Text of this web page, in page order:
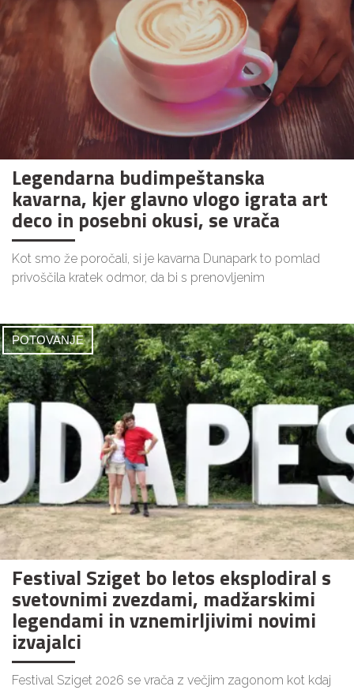
Legendarna budimpeštanska
kavarna, kjer glavno vlogo igrata art
deco in posebni okusi, se vrača
Kot smo že poročali, si je kavarna Dunapark to pomlad
privoščila kratek odmor, da bi s prenovljenim
POTOVANJE
Festival Sziget bo letos eksplodiral s
svetovnimi zvezdami, madžarskimi
legendami in vznemirljivimi novimi
izvajalci
Festival Sziget 2026 se vrača z večjim zagonom kot kdaj